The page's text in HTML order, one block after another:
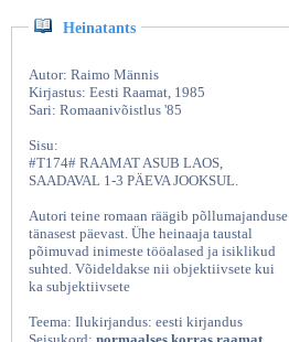
Heinatants
Autor: Raimo Männis
Kirjastus: Eesti Raamat, 1985
Sari: Romaanivõistlus '85
Sisu:
#T174# RAAMAT ASUB LAOS,
SAADAVAL 1-3 PÄEVA JOOKSUL.
Autori teine romaan räägib põllumajanduse
tänasest päevast. Ühe heinaaja taustal
põimuvad inimeste tööalased ja isiklikud
suhted. Võideldakse nii objektiivsete kui
ka subjektiivsete
Teema: Ilukirjandus: eesti kirjandus